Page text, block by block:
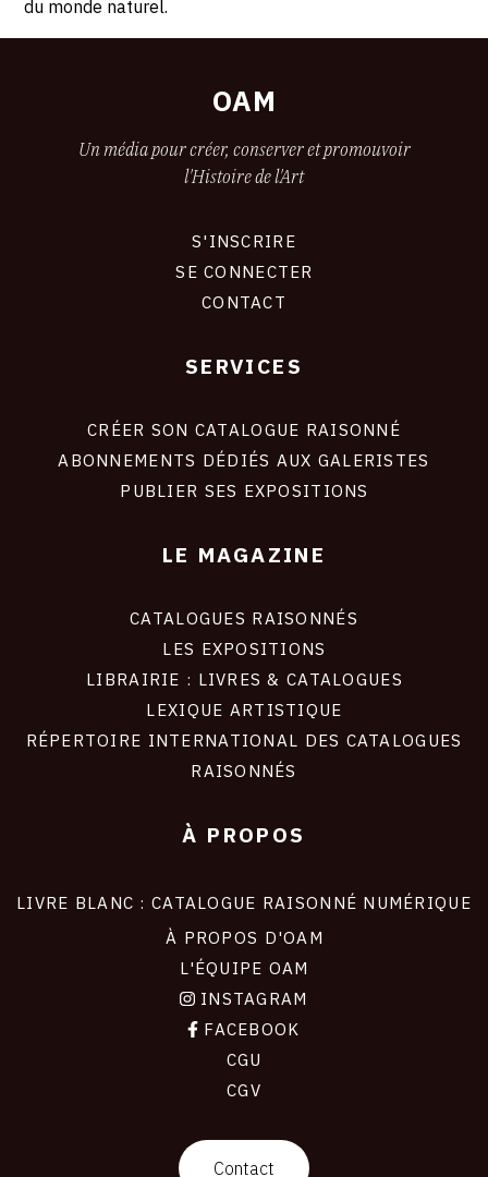
du monde naturel.
OAM
Un média pour créer, conserver et promouvoir
l'Histoire de l'Art
S'INSCRIRE
SE CONNECTER
CONTACT
SERVICES
CRÉER SON CATALOGUE RAISONNÉ
ABONNEMENTS DÉDIÉS AUX GALERISTES
PUBLIER SES EXPOSITIONS
LE MAGAZINE
CATALOGUES RAISONNÉS
LES EXPOSITIONS
LIBRAIRIE : LIVRES & CATALOGUES
LEXIQUE ARTISTIQUE
RÉPERTOIRE INTERNATIONAL DES CATALOGUES
RAISONNÉS
À PROPOS
LIVRE BLANC : CATALOGUE RAISONNÉ NUMÉRIQUE
À PROPOS D'OAM
L'ÉQUIPE OAM
INSTAGRAM
FACEBOOK
CGU
CGV
Contact